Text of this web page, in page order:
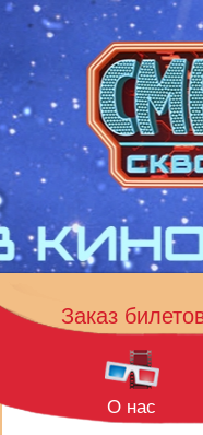
Заказ
О нас